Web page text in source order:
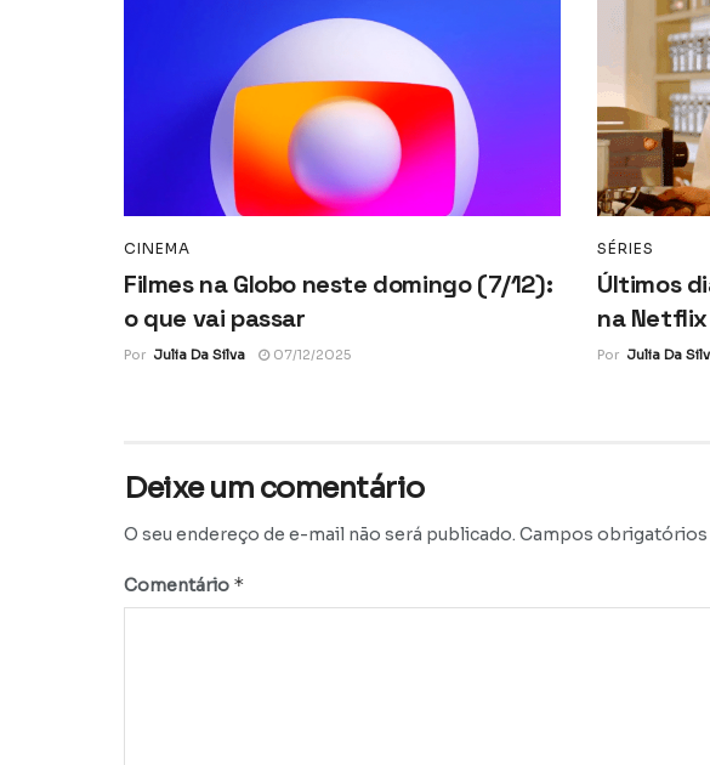
CINEMA
Filmes na Globo neste domingo (7/12):
o que vai passar
Por Julia Da Silva 07/12/2025
SÉRIES
Últimos
na Netflix
Por Julia Da
Deixe um comentário
O seu endereço de e-mail não será publicado. Campos obrigatórios
Comentário *